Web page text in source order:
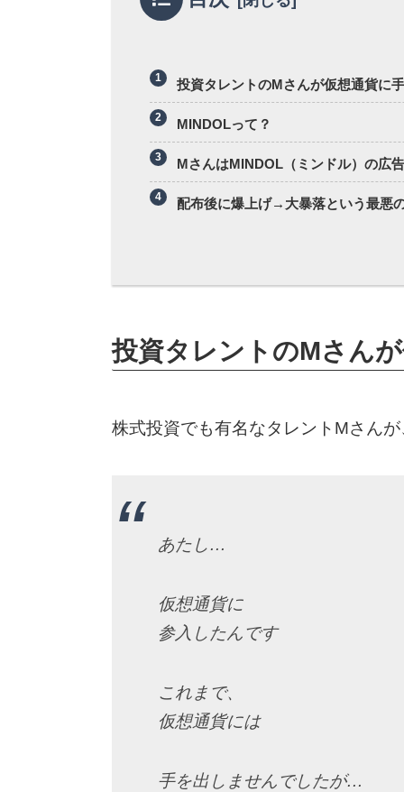
投資タレントのMさんが仮想通貨に
MINDOLって？
MさんはMINDOL（ミンドル）の広
配布後に爆上げ→大暴落という最悪
投資タレントのMさん
株式投資でも有名なタレントMさん
あたし…
仮想通貨に
参入したんです
これまで、
仮想通貨には
手を出しませんでしたが…